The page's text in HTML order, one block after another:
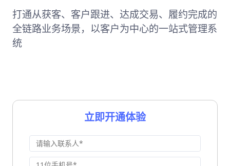
打通从获客、客户跟进、达成交易、履约完成的
全链路业务场景，以客户为中心的一站式管理系
统
立即开通体验